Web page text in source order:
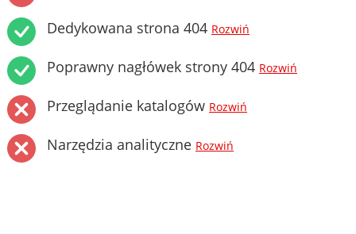
Dedykowana strona 404 Rozwiń
Poprawny nagłówek strony 404 Rozwiń
Przeglądanie katalogów Rozwiń
Narzędzia analityczne Rozwiń